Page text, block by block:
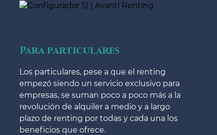
Para particulares
Los particulares, pese a que el renting
empezó siendo un servicio exclusivo para
empresas, se suman poco a poco más a la
revolución de alquiler a medio y a largo
plazo de renting por todas y cada una los
beneficios que ofrece.